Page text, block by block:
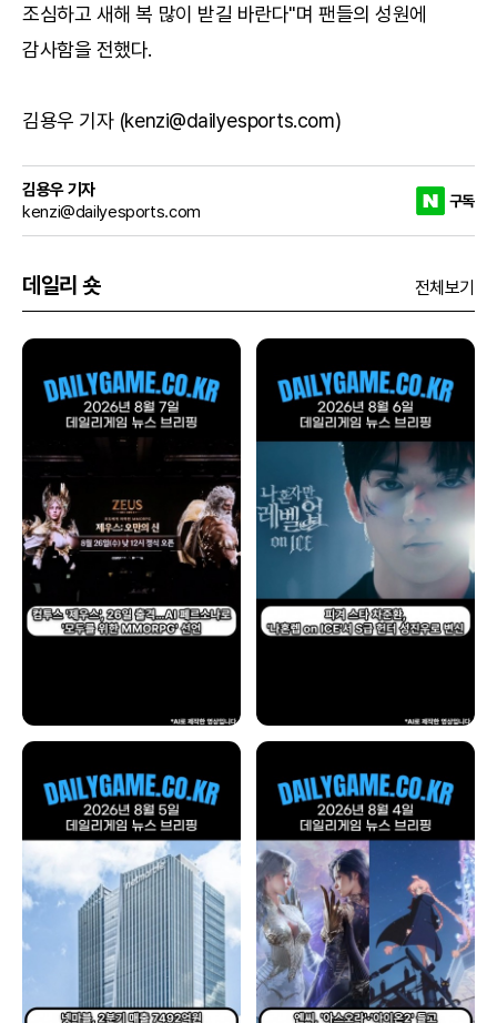
조심하고 새해 복 많이 받길 바란다"며 팬들의 성원에
감사함을 전했다.
김용우 기자 (kenzi@dailyesports.com)
김용우 기자
kenzi@dailyesports.com
구독
데일리 숏 전체보기